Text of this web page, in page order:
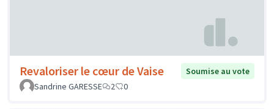
Revaloriser le cœur de Vaise
Soumise au vote
Sandrine GARESSE
2 0